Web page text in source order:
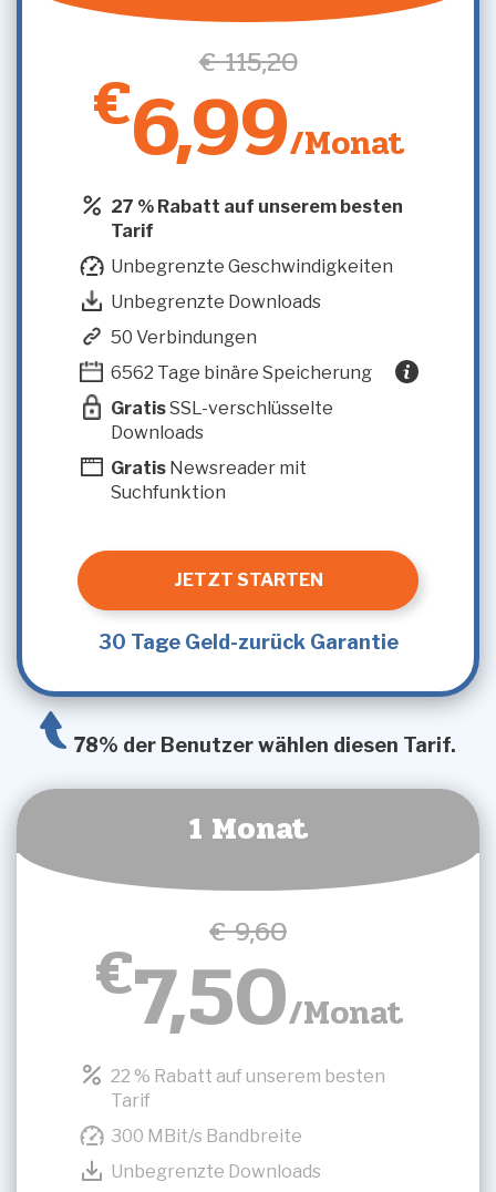
1 Monat
€ 9,60
€7,50/Monat
22 % Rabatt auf unserem besten
Tarif
300 MBit/s Bandbreite
Unbegrenzte Downloads
€ 115,20
€6,99/Monat
27 % Rabatt auf unserem besten
Tarif
Unbegrenzte Geschwindigkeiten
Unbegrenzte Downloads
50 Verbindungen
6562 Tage binäre Speicherung
GratisSSL-verschlüsselte
Downloads
Gratis Newsreader mit
Suchfunktion
JETZT STARTEN
30 Tage Geld-zurück Garantie
78% der Benutzer wählen diesen Tarif.